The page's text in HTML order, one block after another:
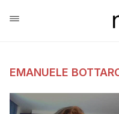
EMANUELE